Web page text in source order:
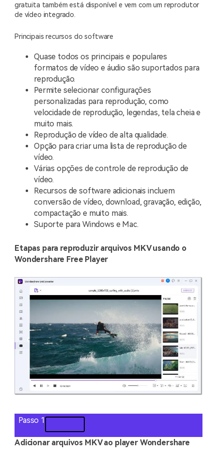
gratuita também está disponível e vem com um reprodutor
de vídeo integrado.
Principais recursos do software
Quase todos os principais e populares
formatos de vídeo e áudio são suportados para
reprodução.
Permite selecionar configurações
personalizadas para reprodução, como
velocidade de reprodução, legendas, tela cheia e
muito mais.
Reprodução de vídeo de alta qualidade.
Opção para criar uma lista de reprodução de
vídeo.
Várias opções de controle de reprodução de
vídeo.
Recursos de software adicionais incluem
conversão de vídeo, download, gravação, edição,
compactação e muito mais.
Suporte para Windows e Mac.
Etapas para reproduzir arquivos MKV usando o
Wondershare Free Player
Passo 1
Adicionar arquivos MKV ao player Wondershare